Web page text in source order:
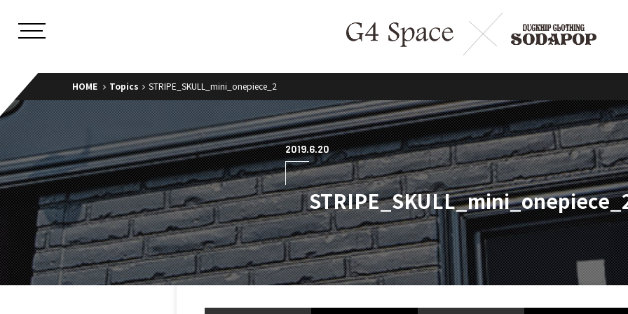
HOME Topics STRIPE_SKULL_mini_onepiece_2
2019.6.20